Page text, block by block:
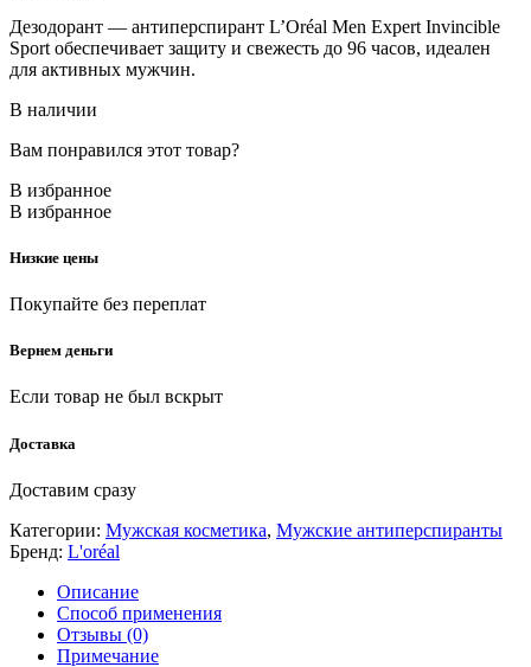
Дезодорант — антиперспирант L’Oréal Men Expert Invincible
Sport обеспечивает защиту и свежесть до 96 часов, идеален
для активных мужчин.
В наличии
Вам понравился этот товар?
В избранное
В избранное
Низкие цены
Покупайте без переплат
Вернем деньги
Если товар не был вскрыт
Доставка
Доставим сразу
Категории: Мужская косметика, Мужские антиперспиранты
Бренд: L'oréal
Описание
Способ применения
Отзывы (0)
Примечание